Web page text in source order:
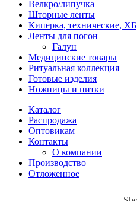
Велкро/липучка
Шторные ленты
Киперка, технические, ХБ
Ленты для погон
Галун
Медицинские товары
Ритуальная коллекция
Готовые изделия
Ножницы и нитки
Каталог
Распродажа
Оптовикам
Контакты
О компании
Производство
Отложенное